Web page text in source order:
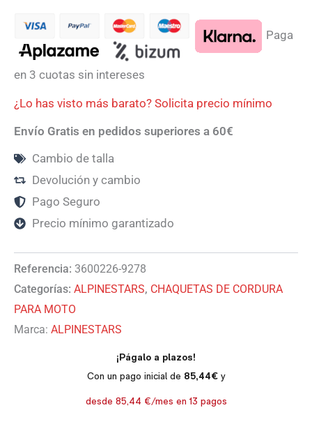
Paga
en 3 cuotas sin intereses
¿Lo has visto más barato? Solicita precio mínimo
Envío Gratis en pedidos superiores a 60€
Cambio de talla
Devolución y cambio
Pago Seguro
Precio mínimo garantizado
Referencia: 3600226-9278
Categorías: ALPINESTARS, CHAQUETAS DE CORDURA
PARA MOTO
Marca: ALPINESTARS